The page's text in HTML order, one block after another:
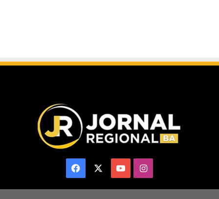
Facebook YouTubeInstagram